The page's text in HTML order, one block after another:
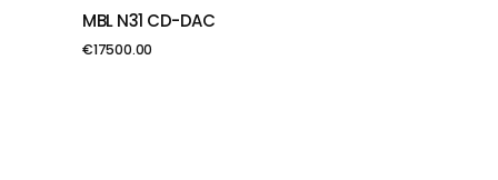
PIEVIENOT GROZAM
MBL N31 CD-DAC
€17500.00